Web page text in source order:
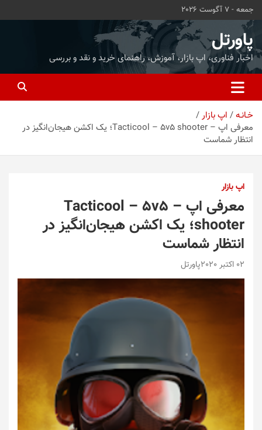
محتوا
بروید
جمعه - 7 آگوست 2026
پاورتل
اخبار فناوری، اپ بازار، آموزش، راهنمای خرید و نقد و بررسی
خـانـه
اپ بازار
معرفی اپ – Tacticool – 5v5 shooter؛ یک اکشن هیجان‌انگیز در
انتظار شماست
اپ بازار
معرفی اپ – Tacticool – 5v5
shooter؛ یک اکشن هیجان‌انگیز در
انتظار شماست
02 اکتبر 2020 پاورتل